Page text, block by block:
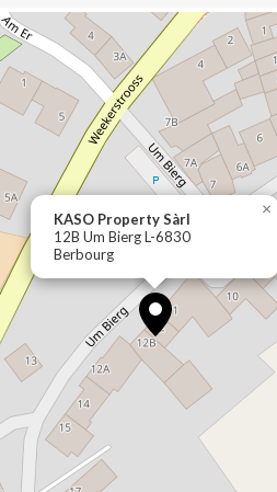
KASO Property Sàrl
12B Um Bierg L-6830
Berbourg
×